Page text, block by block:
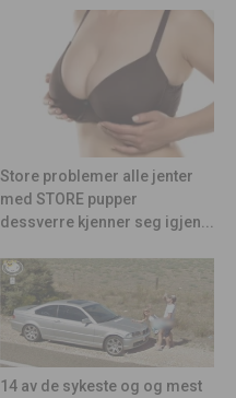
Store problemer alle jenter
med STORE pupper
dessverre kjenner seg igjen...
14 av de sykeste og og mest